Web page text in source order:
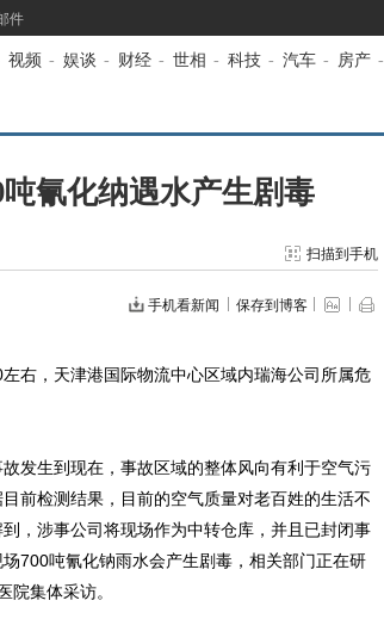
件
视频 - 娱谈 - 财经 - 世相 - 科技 - 汽车 - 房产 -
氰化纳遇水产生剧毒
扫描到手机
手机看新闻 保存到博客
，天津港国际物流中心区域内瑞海公司所属危
生到现在，事故区域的整体风向有利于空气污
前检测结果，目前的空气质量对老百姓的生活不
，涉事公司将现场作为中转仓库，并且已封闭事
700吨氰化钠雨水会产生剧毒，相关部门正在研
院集体采访。